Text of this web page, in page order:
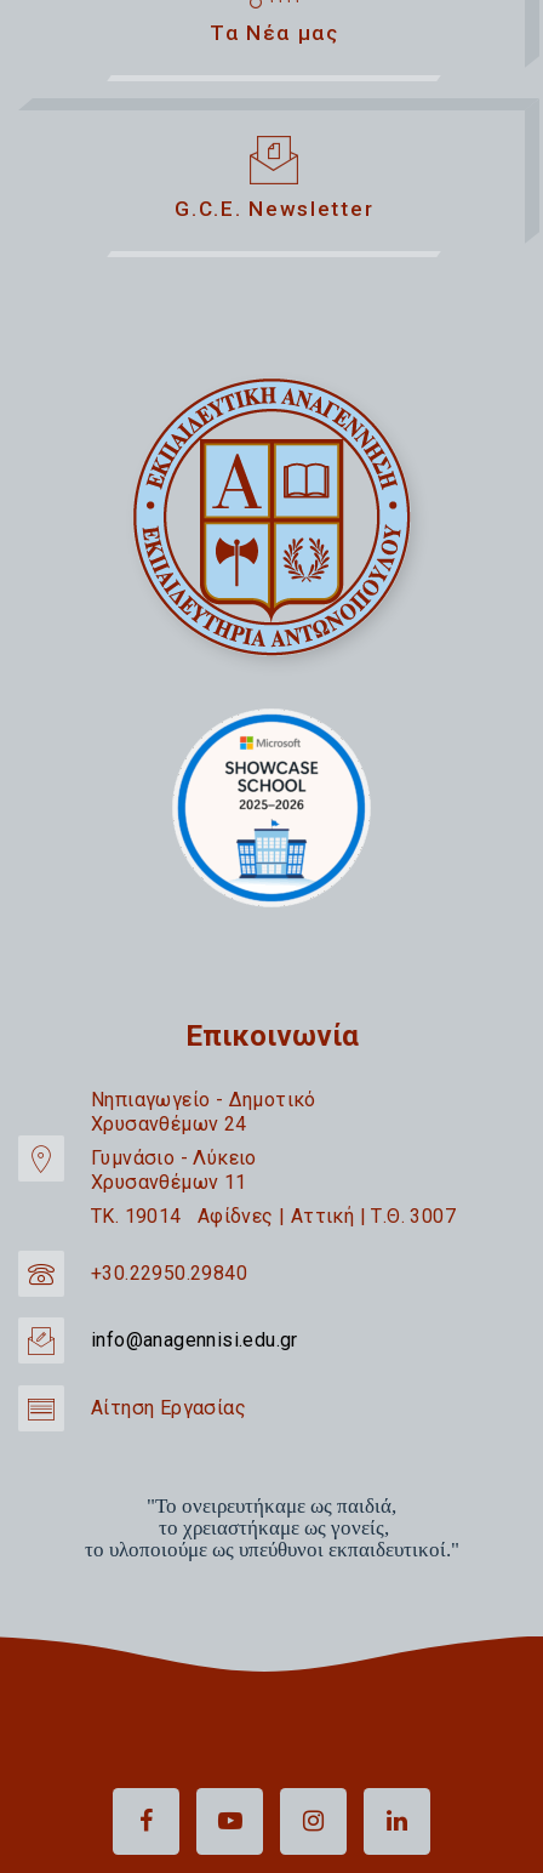
Τα Νέα μας
G.C.E. Newsletter
Επικοινωνία
Nηπιαγωγείο - Δημοτικό
Χρυσανθέμων 24
Γυμνάσιο - Λύκειο
Χρυσανθέμων 11
TK. 19014 Αφίδνες | Αττική | Τ.Θ. 3007
+30.22950.29840
info@anagennisi.edu.gr
Αίτηση Εργασίας
"Το ονειρευτήκαμε ως παιδιά,
το χρειαστήκαμε ως γονείς,
το υλοποιούμε ως υπεύθυνοι εκπαιδευτικοί."